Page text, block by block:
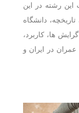
این رشته در این
دانشگاه
ها، کاربرد،
در ایران و